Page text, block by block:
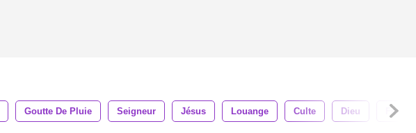
Goutte De Pluie Seigneur Jésus Louange Culte Dieu Foi